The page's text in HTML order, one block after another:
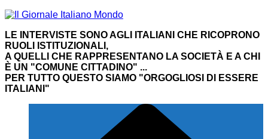
LE INTERVISTE SONO AGLI ITALIANI CHE RICOPRONO
RUOLI ISTITUZIONALI,
A QUELLI CHE RAPPRESENTANO LA SOCIETÀ E A CHI
È UN "COMUNE CITTADINO" ...
PER TUTTO QUESTO SIAMO "ORGOGLIOSI DI ESSERE
ITALIANI"